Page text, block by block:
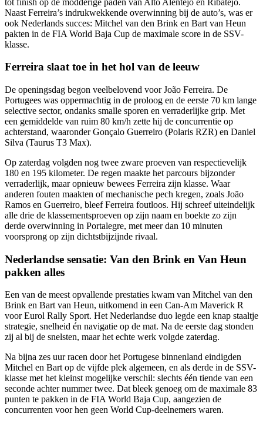
Naast Ferreira’s indrukwekkende overwinning bij de auto’s, was er
ook Nederlands succes: Mitchel van den Brink en Bart van Heun
pakten in de FIA World Baja Cup de maximale score in de SSV-
klasse.
Ferreira slaat toe in het hol van de leeuw
De openingsdag begon veelbelovend voor João Ferreira. De
Portugees was oppermachtig in de proloog en de eerste 70 km lange
selective sector, ondanks smalle sporen en verraderlijke grip. Met
een gemiddelde van ruim 80 km/h zette hij de concurrentie op
achterstand, waaronder Gonçalo Guerreiro (Polaris RZR) en Daniel
Silva (Taurus T3 Max).
Op zaterdag volgden nog twee zware proeven van respectievelijk
180 en 195 kilometer. De regen maakte het parcours bijzonder
verraderlijk, maar opnieuw bewees Ferreira zijn klasse. Waar
anderen fouten maakten of mechanische pech kregen, zoals João
Ramos en Guerreiro, bleef Ferreira foutloos. Hij schreef uiteindelijk
alle drie de klassementsproeven op zijn naam en boekte zo zijn
derde overwinning in Portalegre, met meer dan 10 minuten
voorsprong op zijn dichtstbijzijnde rivaal.
Nederlandse sensatie: Van den Brink en Van Heun
pakken alles
Een van de meest opvallende prestaties kwam van Mitchel van den
Brink en Bart van Heun, uitkomend in een Can-Am Maverick R
voor Eurol Rally Sport. Het Nederlandse duo legde een knap staaltje
strategie, snelheid én navigatie op de mat. Na de eerste dag stonden
zij al bij de snelsten, maar het echte werk volgde zaterdag.
Na bijna zes uur racen door het Portugese binnenland eindigden
Mitchel en Bart op de vijfde plek algemeen, en als derde in de SSV-
klasse met het kleinst mogelijke verschil: slechts één tiende van een
seconde achter nummer twee. Dat bleek genoeg om de maximale 83
punten te pakken in de FIA World Baja Cup, aangezien de
concurrenten voor hen geen World Cup-deelnemers waren.